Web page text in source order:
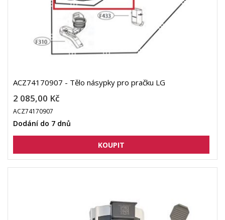
ACZ74170907 - Tělo násypky pro pračku LG
2 085,00 Kč
ACZ74170907
Dodání do 7 dnů